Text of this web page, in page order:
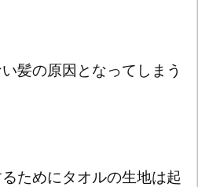
髪の原因となってしまう
ためにタオルの生地は起